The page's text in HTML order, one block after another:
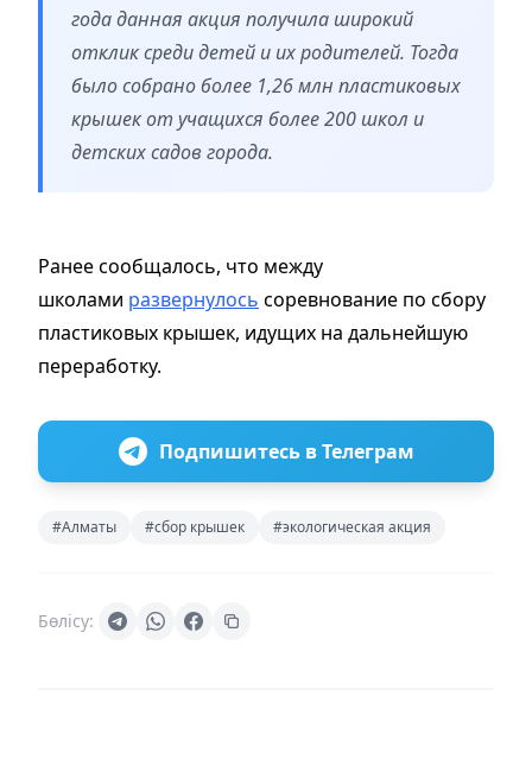
года данная акция получила широкий
отклик среди детей и их родителей. Тогда
было собрано более 1,26 млн пластиковых
крышек от учащихся более 200 школ и
детских садов города.
Ранее сообщалось, что между
школами развернулось соревнование по сбору
пластиковых крышек, идущих на дальнейшую
переработку.
Подпишитесь в Телеграм
#Алматы #сбор крышек #экологическая акция
Бөлісу: